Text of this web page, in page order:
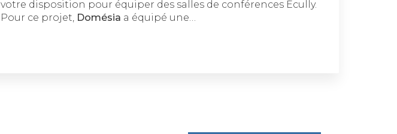
votre disposition pour équiper des salles de conférences Écully.
Pour ce projet, Domésia a équipé une…